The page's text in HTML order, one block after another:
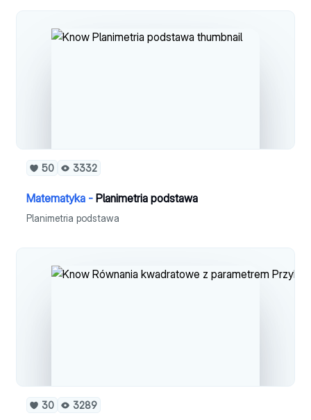
50 3332
Matematyka - Planimetria podstawa
Planimetria podstawa
30 3289